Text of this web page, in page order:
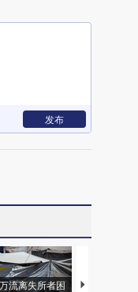
发布
流离失所者困
视线｜